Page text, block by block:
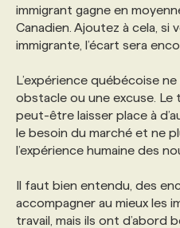
immigrant gagne en
Canadien. Ajoutez à cela, si
immigrante, l’écart sera
L’expérience québécoise
obstacle ou une excuse. Le
peut-être laisser place à
le besoin du marché et ne
l’expérience humaine des
Il faut bien entendu, des
accompagner au mieux les
travail, mais ils ont d’abord